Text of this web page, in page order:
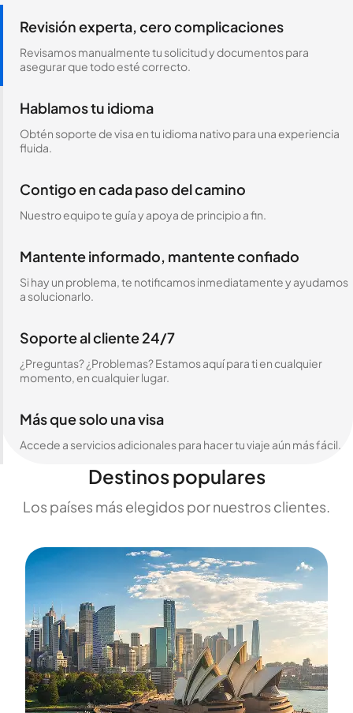
Revisión experta, cero complicaciones
Revisamos manualmente tu solicitud y documentos para
asegurar que todo esté correcto.
Hablamos tu idioma
Obtén soporte de visa en tu idioma nativo para una experiencia
fluida.
Contigo en cada paso del camino
Nuestro equipo te guía y apoya de principio a fin.
Mantente informado, mantente confiado
Si hay un problema, te notificamos inmediatamente y ayudamos
a solucionarlo.
Soporte al cliente 24/7
¿Preguntas? ¿Problemas? Estamos aquí para ti en cualquier
momento, en cualquier lugar.
Más que solo una visa
Accede a servicios adicionales para hacer tu viaje aún más fácil.
Destinos populares
Los países más elegidos por nuestros clientes.